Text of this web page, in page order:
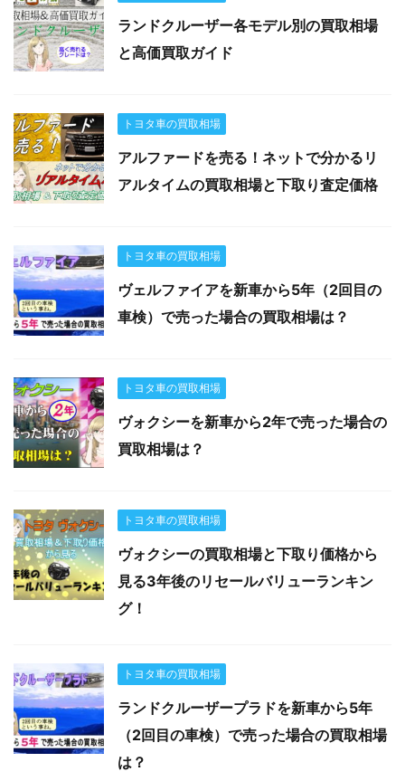
ランドクルーザー各モデル別の買取相場
と高価買取ガイド
トヨタ車の買取相場
アルファードを売る！ネットで分かるリ
アルタイムの買取相場と下取り査定価格
トヨタ車の買取相場
ヴェルファイアを新車から5年（2回目の
車検）で売った場合の買取相場は？
トヨタ車の買取相場
ヴォクシーを新車から2年で売った場合の
買取相場は？
トヨタ車の買取相場
ヴォクシーの買取相場と下取り価格から
見る3年後のリセールバリューランキン
グ！
トヨタ車の買取相場
ランドクルーザープラドを新車から5年
（2回目の車検）で売った場合の買取相場
は？